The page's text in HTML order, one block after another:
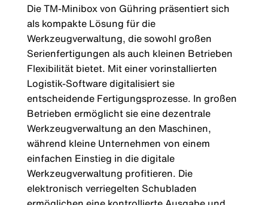
Die TM-Minibox von Gühring präsentiert sich
als kompakte Lösung für die
Werkzeugverwaltung, die sowohl großen
Serienfertigungen als auch kleinen Betrieben
Flexibilität bietet. Mit einer vorinstallierten
Logistik-Software digitalisiert sie
entscheidende Fertigungsprozesse. In großen
Betrieben ermöglicht sie eine dezentrale
Werkzeugverwaltung an den Maschinen,
während kleine Unternehmen von einem
einfachen Einstieg in die digitale
Werkzeugverwaltung profitieren. Die
elektronisch verriegelten Schubladen